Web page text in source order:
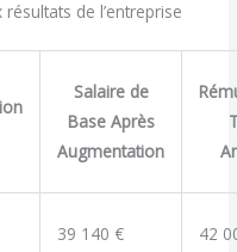
de l’entreprise
Salaire de
Base Après
Augmentation
39 140 € 42